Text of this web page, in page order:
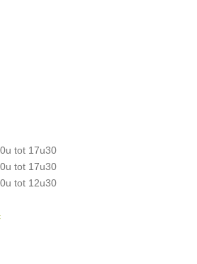
tot 17u30
tot 17u30
tot 12u30